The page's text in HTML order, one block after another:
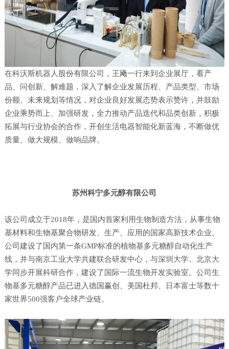
在科沃斯机器人股份有限公司，王飏一行来到企业展厅，看产
品、问创新、解难题，深入了解企业发展历程、产品类型、市场
份额、未来规划等情况，对企业良好发展态势表示赞许，并鼓励
企业乘势而上、加强研发，全力推动产品迭代和品类创新，积极
拓展与行业协会的合作，开创生活电器智能化新蓝海，不断做优
质量、做大规模、做响品牌。
苏州科宁多元醇有限公司
该公司成立于2018年，是国内首家利用生物制造方法，从事生物
基材料和生物基聚合物研发、生产、应用的国家高新技术企业。
公司建设了国内第一条GMP标准的植物基多元糖醇自动化生产
线，并与南京工业大学共建联合研发中心，与深圳大学、北京大
学同步开展科研合作，建设了国际一流生物开发实验室。公司生
物基多元糖醇产品已进入德国赢创、美国杜邦、日本富士等数十
家世界500强客户全球产业链。